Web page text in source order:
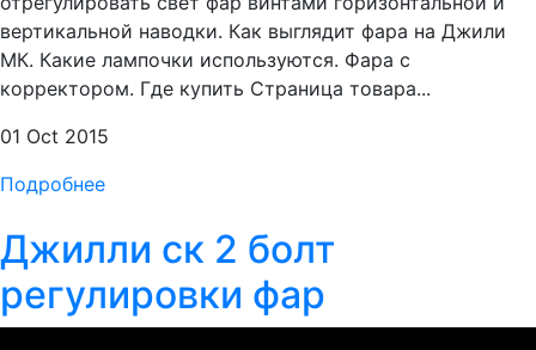
вертикальной наводки. Как выглядит фара на Джили
МК. Какие лампочки используются. Фара с
корректором. Где купить Страница товара...
01 Oct 2015
Подробнее
Джилли ск 2 болт
регулировки фар